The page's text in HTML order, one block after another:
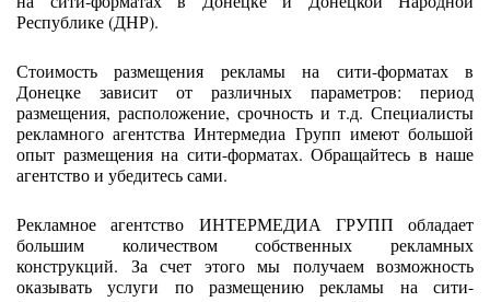
Республике (ДНР).
Стоимость размещения рекламы на сити-форматах в
Донецке зависит от различных параметров: период
размещения, расположение, срочность и т.д. Специалисты
рекламного агентства Интермедиа Групп имеют большой
опыт размещения на сити-форматах. Обращайтесь в наше
агентство и убедитесь сами.
Рекламное агентство ИНТЕРМЕДИА ГРУПП обладает
большим количеством собственных рекламных
конструкций. За счет этого мы получаем возможность
оказывать услуги по размещению рекламы на сити-